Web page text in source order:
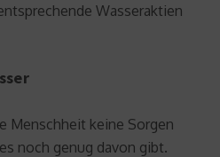
Wasseraktien
Menschheit keine Sorgen
noch genug davon gibt.